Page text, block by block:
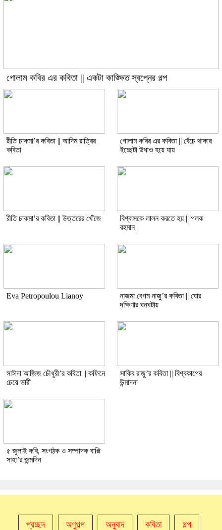
গোলাম কবির এর কবিতা || একটা কাঙ্ক্ষিত স্বপ্নের গল্প
রীতি চাকমা’র কবিতা || আদিম রাত্রির
কবিতা
গোলাম কবির এর কবিতা || বেঁচে থাকার
ইচ্ছেটা উধাও হয়ে যায়
রীতি চাকমা’র কবিতা || উত্তরের খোঁজে
বিশ্বাসকে লালন করতে হয় || পলক
রহমান।
Eva Petropoulou Lianoy
নাজমা বেগম নাজু’র কবিতা || ঘোর
দক্ষিণার ঘনঘটায়
সাঈদা আজিজ চৌধুরী’র কবিতা || কফিনে
চেয়ে ভারী
সাকিব রাজু’র কবিতা || বিশ্বকাপের
উন্মাদনা
৫ জুলাই কবি, সংগঠক ও সম্পাদক বাপ্পি
সাহা’র জন্মদিন
প্রচ্ছদ অণুগল্প অনুবাদ কবিতা গল্প